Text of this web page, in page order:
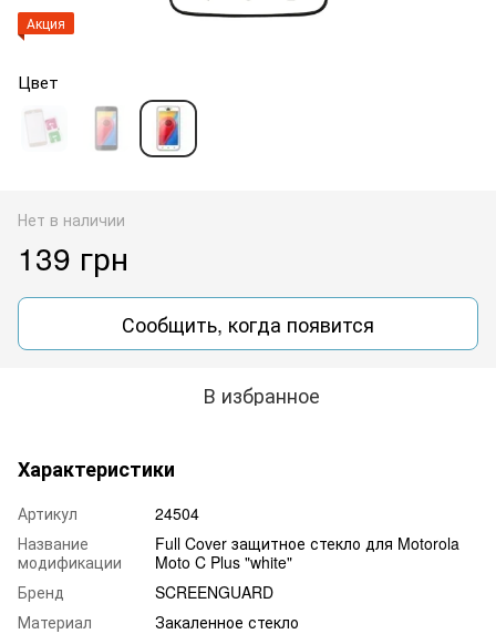
Акция
Цвет
Нет в наличии
139 грн
Сообщить, когда появится
В избранное
Характеристики
Артикул
24504
Название
модификации
Full Cover защитное стекло для Motorola
Moto C Plus "white"
Бренд
SCREENGUARD
Материал
Закаленное стекло